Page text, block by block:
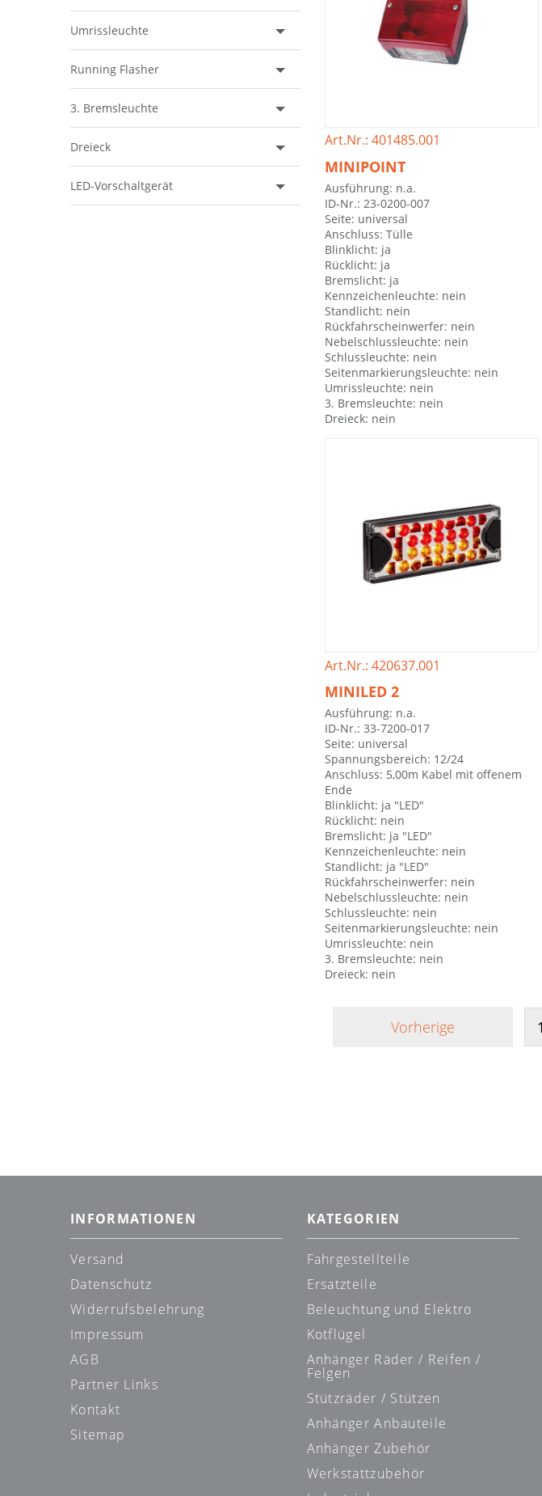
Umrissleuchte
Running Flasher
3. Bremsleuchte
Dreieck
LED-Vorschaltgerät
Art.Nr.: 401485.001
MINIPOINT
Ausführung: n.a.
ID-Nr.: 23-0200-007
Seite: universal
Anschluss: Tülle
Blinklicht: ja
Rücklicht: ja
Bremslicht: ja
Kennzeichenleuchte: nein
Standlicht: nein
Rückfahrscheinwerfer: nein
Nebelschlussleuchte: nein
Schlussleuchte: nein
Seitenmarkierungsleuchte: nein
Umrissleuchte: nein
3. Bremsleuchte: nein
Dreieck: nein
Art.Nr.: 420637.001
MINILED 2
Ausführung: n.a.
ID-Nr.: 33-7200-017
Seite: universal
Spannungsbereich: 12/24
Anschluss: 5,00m Kabel mit offenem
Ende
Blinklicht: ja "LED"
Rücklicht: nein
Bremslicht: ja "LED"
Kennzeichenleuchte: nein
Standlicht: ja "LED"
Rückfahrscheinwerfer: nein
Nebelschlussleuchte: nein
Schlussleuchte: nein
Seitenmarkierungsleuchte: nein
Umrissleuchte: nein
3. Bremsleuchte: nein
Dreieck: nein
Vorherige
INFORMATIONEN
Versand
Datenschutz
Widerrufsbelehrung
Impressum
AGB
Partner Links
Kontakt
Sitemap
KATEGORIEN
Fahrgestellteile
Ersatzteile
Beleuchtung und Elektro
Kotflügel
Anhänger Räder / Reifen /
Felgen
Stützräder / Stützen
Anhänger Anbauteile
Anhänger Zubehör
Werkstattzubehör